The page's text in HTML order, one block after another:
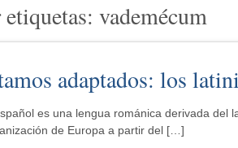
vademécum
adaptados: los
es una lengua románica derivada del
de Europa a partir del […]